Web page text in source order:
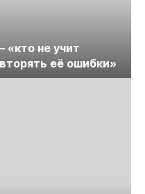
«кто не учит
её ошибки»